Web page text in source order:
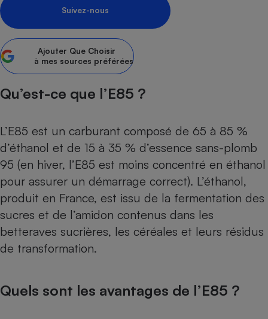
Suivez-nous
Ajouter Que Choisir
à mes sources préférées
Qu’est-ce que l’E85 ?
L’E85 est un carburant composé de 65 à 85 %
d’éthanol et de 15 à 35 % d’essence sans-plomb
95 (en hiver, l’E85 est moins concentré en éthanol
pour assurer un démarrage correct). L’éthanol,
produit en France, est issu de la fermentation des
sucres et de l’amidon contenus dans les
betteraves sucrières, les céréales et leurs résidus
de transformation.
Quels sont les avantages de l’E85 ?
bouteille
Banque
Petit électroménager -
Lave-linge
Plaque de cuisson à
Téléviseur
Smartphone
Radiateur électrique
Antimoustique